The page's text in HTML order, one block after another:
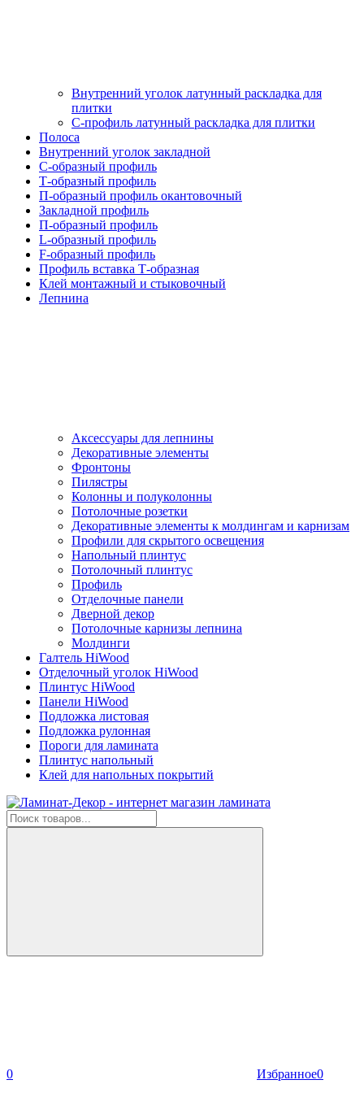
Внутренний уголок латунный раскладка для
плитки
С-профиль латунный раскладка для плитки
Полоса
Внутренний уголок закладной
С-образный профиль
Т-образный профиль
П-образный профиль окантовочный
Закладной профиль
П-образный профиль
L-образный профиль
F-образный профиль
Профиль вставка Т-образная
Клей монтажный и стыковочный
Лепнина
Аксессуары для лепнины
Декоративные элементы
Фронтоны
Пилястры
Колонны и полуколонны
Потолочные розетки
Декоративные элементы к молдингам и карнизам
Профили для скрытого освещения
Напольный плинтус
Потолочный плинтус
Профиль
Отделочные панели
Дверной декор
Потолочные карнизы лепнина
Молдинги
Галтель HiWood
Отделочный уголок HiWood
Плинтус HiWood
Панели HiWood
Подложка листовая
Подложка рулонная
Пороги для ламината
Плинтус напольный
Клей для напольных покрытий
0 Избранное0